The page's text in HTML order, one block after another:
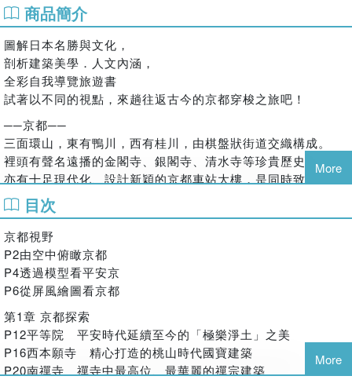
商品簡介
圖解日本名勝與文化，
剖析建築美學．人文內涵，
全彩自我導覽旅遊書
試著以不同的視點，來趟往返古今的京都穿梭之旅吧！
──京都──
三面環山，東有鴨川，西有桂川，由棋盤狀街道交織構成。
裡頭有聲名遠播的金閣寺、銀閣寺、清水寺等珍貴歷史建物，
亦有十足現代化、設計新穎的京都車站大樓，是同時致力於文
化傳承與創革變新，存在著兩種不同時空軌道的迷人城市。
揉合悠久的歷史背景，深化了人們生活的京都特有文化。
不同於一般著重吃喝玩樂的旅遊書，本書將以深入文化意涵的
角度，引領您尋訪京都特有，蘊含豐富人文背景的歷史名勝與
在地文化。
◆關於京都的深度見聞
從神社佛閣到近代建築，不愧是處處「都值得鑑賞」的京都。
不妨試著以宏觀、微觀視野的角度，親自走訪一生中必定要造
訪一次的名勝古蹟的祕密！
More
目次
京都視野
P2由空中俯瞰京都
P4透過模型看平安京
P6從屏風繪圖看京都
第1章 京都探索
P12平等院 平安時代延續至今的「極樂淨土」之美
P16西本願寺 精心打造的桃山時代國寶建築
P20南禪寺 禪寺中最高位、最華麗的禪宗建築
More